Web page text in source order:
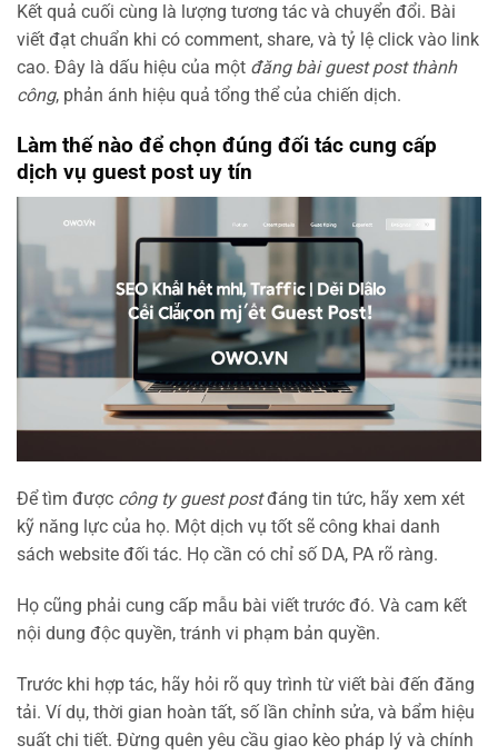
Kết quả cuối cùng là lượng tương tác và chuyển đổi. Bài
viết đạt chuẩn khi có comment, share, và tỷ lệ click vào link
cao. Đây là dấu hiệu của một đăng bài guest post thành
công, phản ánh hiệu quả tổng thể của chiến dịch.
Làm thế nào để chọn đúng đối tác cung cấp
dịch vụ guest post uy tín
Để tìm được công ty guest postđáng tin tức, hãy xem xét
kỹ năng lực của họ. Một dịch vụ tốt sẽ công khai danh
sách website đối tác. Họ cần có chỉ số DA, PA rõ ràng.
Họ cũng phải cung cấp mẫu bài viết trước đó. Và cam kết
nội dung độc quyền, tránh vi phạm bản quyền.
Trước khi hợp tác, hãy hỏi rõ quy trình từ viết bài đến đăng
tải. Ví dụ, thời gian hoàn tất, số lần chỉnh sửa, và bẩm hiệu
suất chi tiết. Đừng quên yêu cầu giao kèo pháp lý và chính